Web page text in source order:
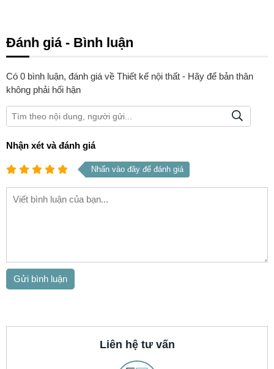
Đánh giá - Bình luận
Có 0 bình luận, đánh giá về Thiết kế nội thất - Hãy để bản thân
không phải hối hận
Nhận xét và đánh giá
Nhấn vào đây để đánh giá
Liên hệ tư vấn